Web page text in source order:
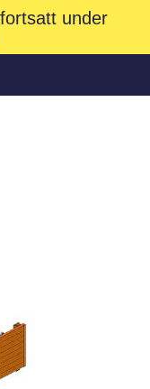
under